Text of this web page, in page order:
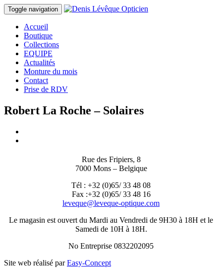
Toggle navigation
Accueil
Boutique
Collections
EQUIPE
Actualités
Monture du mois
Contact
Prise de RDV
Robert La Roche – Solaires
Rue des Fripiers, 8
7000 Mons – Belgique
Tél : +32 (0)65/ 33 48 08
Fax :+32 (0)65/ 33 48 16
leveque@leveque-optique.com
Le magasin est ouvert du Mardi au Vendredi de 9H30 à 18H et le
Samedi de 10H à 18H.
No Entreprise 0832202095
Site web réalisé parEasy-Concept